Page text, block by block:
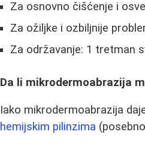
Za osnovno čišćenje i
Za ožiljke i ozbiljnije
Za održavanje: 1 tretman
Da li mikrodermoabrazija
Iako mikrodermoabrazija
hemijskim pilinzima